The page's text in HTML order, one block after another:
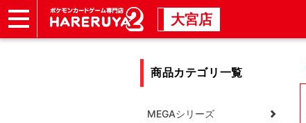
大宮店
商品カテゴリ一覧
MEGAシリーズ